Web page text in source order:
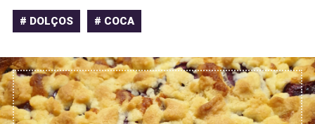
# DOLÇOS # COCA